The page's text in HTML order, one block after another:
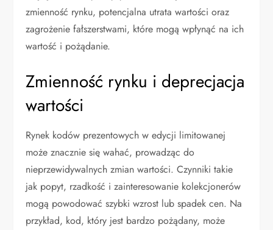
zmienność rynku, potencjalna utrata wartości oraz
zagrożenie fałszerstwami, które mogą wpłynąć na ich
wartość i pożądanie.
Zmienność rynku i deprecjacja
wartości
Rynek kodów prezentowych w edycji limitowanej
może znacznie się wahać, prowadząc do
nieprzewidywalnych zmian wartości. Czynniki takie
jak popyt, rzadkość i zainteresowanie kolekcjonerów
mogą powodować szybki wzrost lub spadek cen. Na
przykład, kod, który jest bardzo pożądany, może